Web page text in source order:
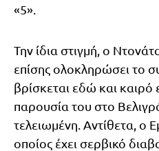
«5».
Την ίδια στιγμή, ο
επίσης ολοκληρώσει το
βρίσκεται εδώ και καιρό
παρουσία του στο
τελειωμένη. Αντίθετα, ο
οποίος έχει σερβικό